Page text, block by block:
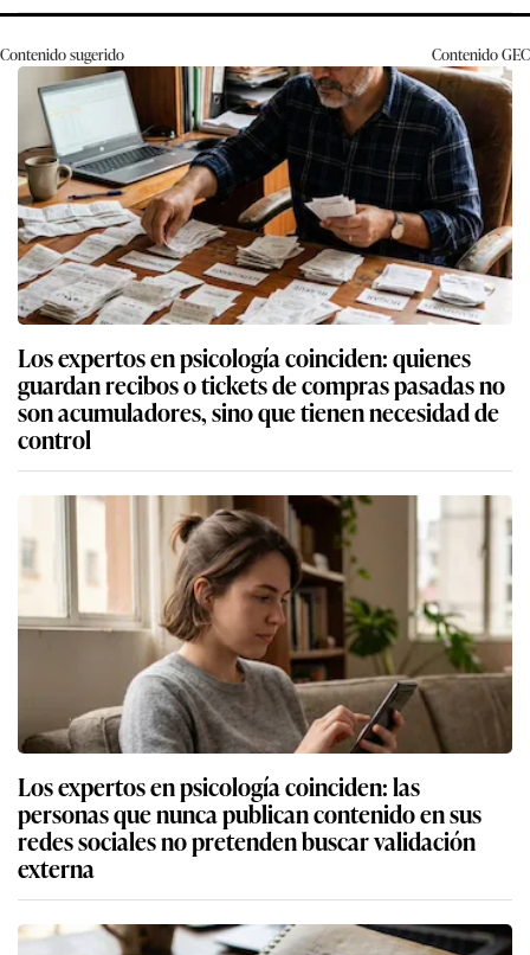
Contenido sugerido ContenidoGEC
Los expertos en psicología coinciden: quienes
guardan recibos o tickets de compras pasadas no
son acumuladores, sino que tienen necesidad de
control
Los expertos en psicología coinciden: las
personas que nunca publican contenido en sus
redes sociales no pretenden buscar validación
externa